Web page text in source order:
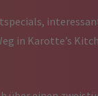
in Karotte’s